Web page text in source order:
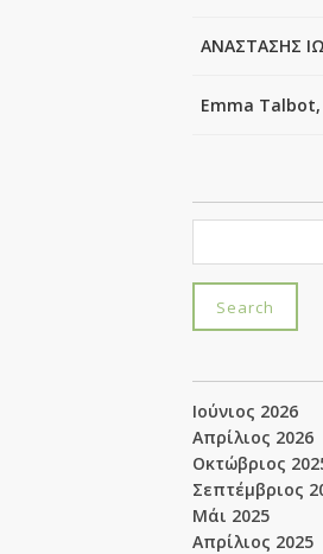
ΑΝΑΣΤΑΣΗΣ
Emma Talbot,
Ιούνιος 2026
Απρίλιος 2026
Οκτώβριος
Σεπτέμβριος
Μάι 2025
Απρίλιος 2025